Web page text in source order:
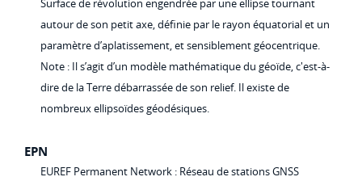
Surface de révolution engendrée par une ellipse tournant
autour de son petit axe, définie par le rayon équatorial et un
paramètre d’aplatissement, et sensiblement géocentrique.
Note : Il s’agit d’un modèle mathématique du géoïde, c'est-à-
dire de la Terre débarrassée de son relief. Il existe de
nombreux ellipsoïdes géodésiques.
EPN
EUREF Permanent Network : Réseau de stations GNSS